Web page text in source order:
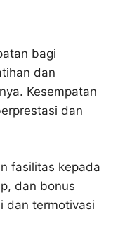
bagi
dan
Kesempatan
dan
fasilitas kepada
dan bonus
dan termotivasi